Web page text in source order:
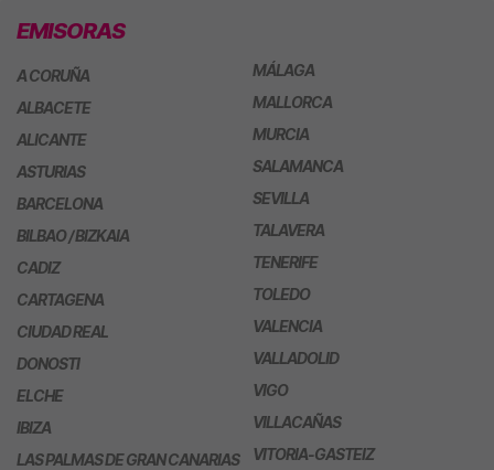
EMISORAS
A CORUÑA
ALBACETE
ALICANTE
ASTURIAS
BARCELONA
BILBAO / BIZKAIA
CADIZ
CARTAGENA
CIUDAD REAL
DONOSTI
ELCHE
IBIZA
LAS PALMAS DE GRAN CANARIAS
MÁLAGA
MALLORCA
MURCIA
SALAMANCA
SEVILLA
TALAVERA
TENERIFE
TOLEDO
VALENCIA
VALLADOLID
VIGO
VILLACAÑAS
VITORIA-GASTEIZ